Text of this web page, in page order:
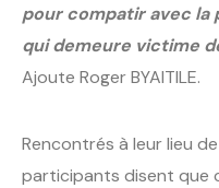
pour compatir avec la
qui demeure victime
Ajoute Roger BYAITILE.
Rencontrés à leur lieu
participants disent que